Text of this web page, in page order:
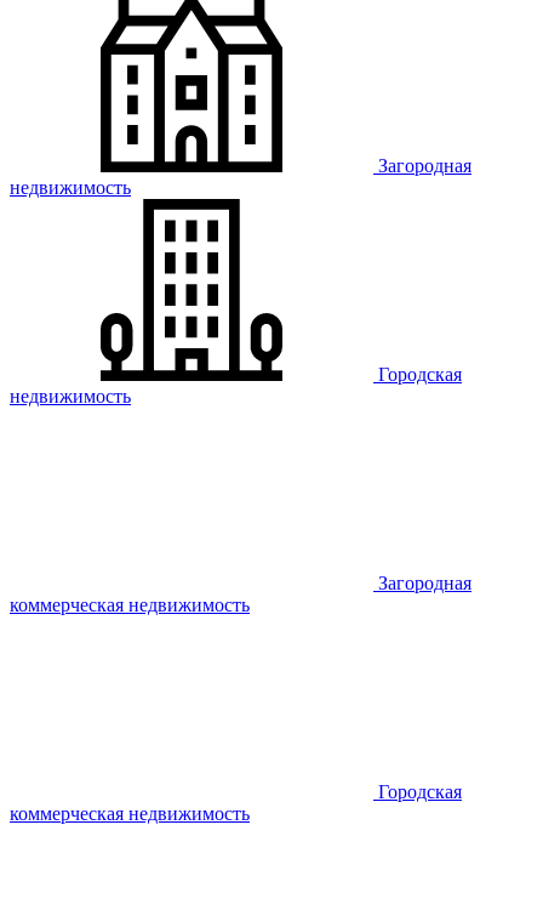
Загородная
недвижимость
Городская
недвижимость
Загородная
коммерческая недвижимость
Городская
коммерческая недвижимость